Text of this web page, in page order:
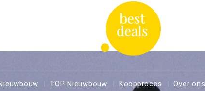
TOP Nieuwbouw Koopproces Over ons